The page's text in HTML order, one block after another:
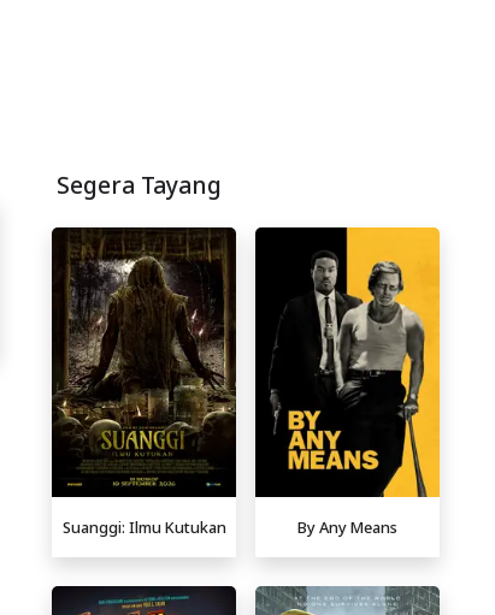
Segera Tayang
Suanggi: Ilmu Kutukan By Any Means